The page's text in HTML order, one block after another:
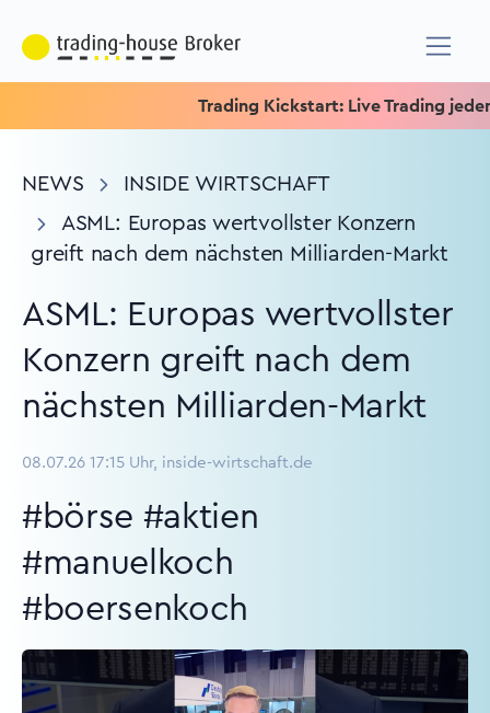
Trading Kickstart: Live Trading jeden
NEWS
INSIDE WIRTSCHAFT
ASML: Europas wertvollster Konzern
greift nach dem nächsten Milliarden-Markt
ASML: Europas wertvollster
Konzern greift nach dem
nächsten Milliarden-Markt
08.07.26 17:15 Uhr, inside-wirtschaft.de
#börse #aktien
#manuelkoch
#boersenkoch